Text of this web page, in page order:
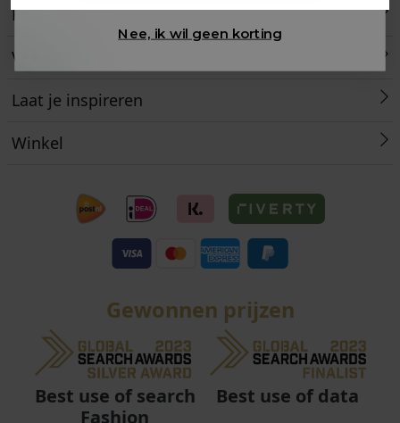
Retourneren
Verzend- en retourinformatie
Laat je inspireren
Winkel
Gewonnen prijzen
Best use of search
Fashion
Best use of data
Nee, ik wil geen korting